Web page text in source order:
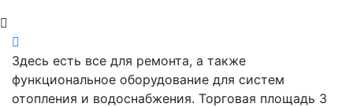
Здесь есть все для ремонта, а также
функциональное оборудование для систем
отопления и водоснабжения. Торговая площадь 3